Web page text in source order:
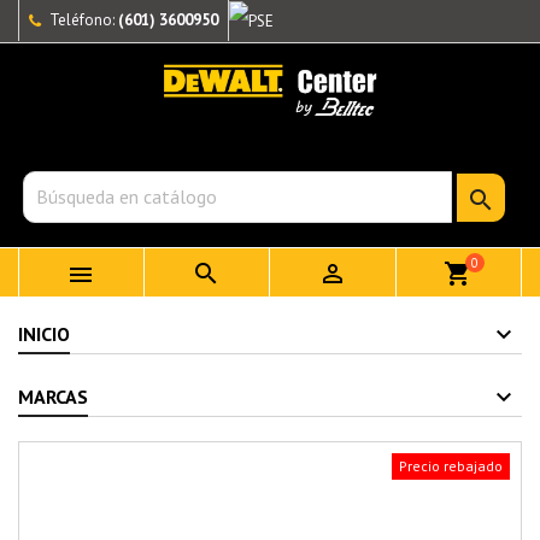
Teléfono: (601) 3600950

   shopping_cart0
INICIO
MARCAS
Precio rebajado